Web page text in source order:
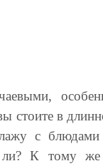
стоите в
с
ли? К тому